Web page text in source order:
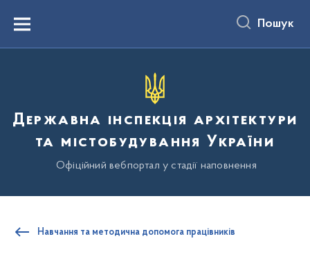
вмістуMenu Пошук
Державна інспекція архітектури
та містобудування України
Офіційний вебпортал у стадії наповнення
Навчання та методична допомога працівників